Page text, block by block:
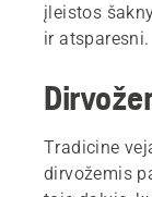
įleistos
ir atsparesni.
Tradicine
dirvožemis